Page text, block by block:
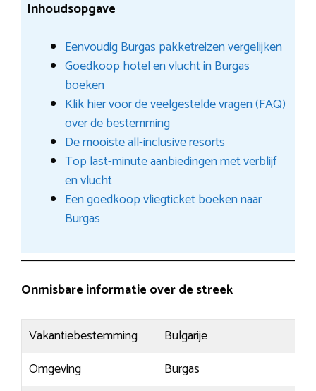
Inhoudsopgave
Eenvoudig Burgas pakketreizen vergelijken
Goedkoop hotel en vlucht in Burgas
boeken
Klik hier voor de veelgestelde vragen (FAQ)
over de bestemming
De mooiste all-inclusive resorts
Top last-minute aanbiedingen met verblijf
en vlucht
Een goedkoop vliegticket boeken naar
Burgas
Onmisbare informatie over de streek
Vakantiebestemming
Bulgarije
Omgeving
Burgas